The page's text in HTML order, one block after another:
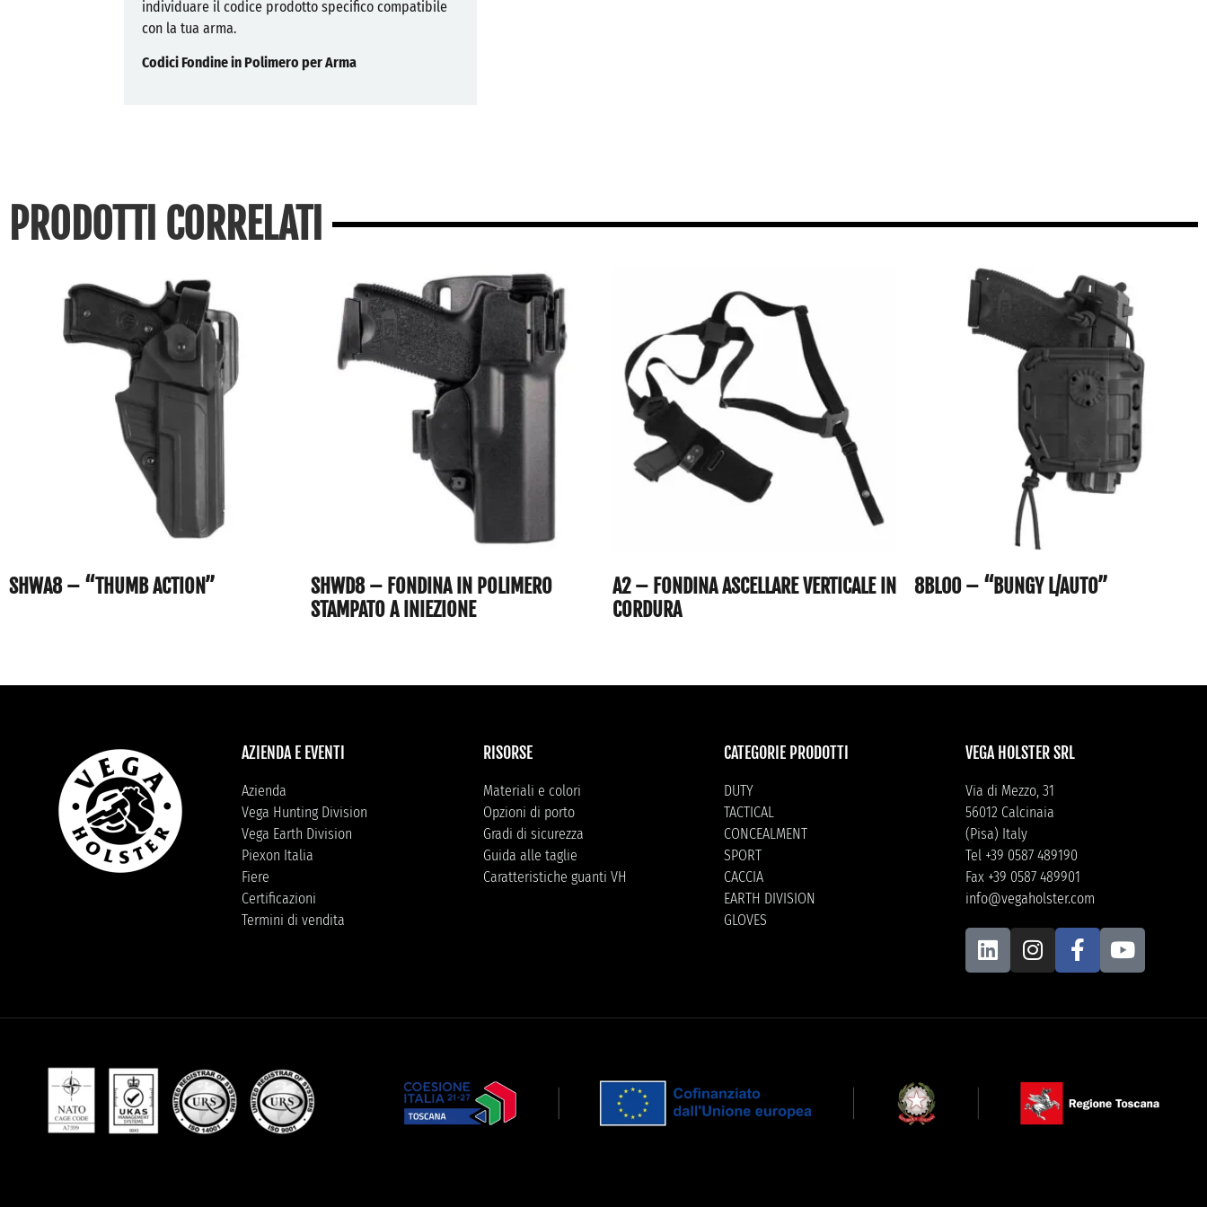
individuare il codice prodotto specifico compatibile
con la tua arma.
Codici Fondine in Polimero per Arma
PRODOTTI CORRELATI
SHWA8 – “THUMB ACTION”
SHWD8 – FONDINA IN POLIMERO
STAMPATO A INIEZIONE
A2 – FONDINA ASCELLARE VERTICALE IN
CORDURA
8BL00 – “BUNGY L/AUTO”
AZIENDA E EVENTI
Azienda
Vega Hunting Division
Vega Earth Division
Piexon Italia
Fiere
Certificazioni
Termini di vendita
RISORSE
Materiali e colori
Opzioni di porto
Gradi di sicurezza
Guida alle taglie
Caratteristiche guanti VH
CATEGORIE PRODOTTI
DUTY
TACTICAL
CONCEALMENT
SPORT
CACCIA
EARTH DIVISION
GLOVES
VEGA HOLSTER SRL
Via di Mezzo, 31
56012 Calcinaia
(Pisa) Italy
Tel +39 0587 489190
Fax +39 0587 489901
info@vegaholster.com